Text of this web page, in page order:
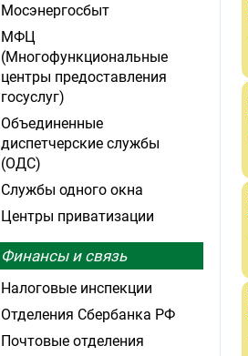
Мосэнергосбыт
МФЦ
(Многофункциональные
центры предоставления
госуслуг)
Объединенные
диспетчерские службы
(ОДС)
Службы одного окна
Центры приватизации
Финансы и связь
Налоговые инспекции
Отделения Сбербанка РФ
Почтовые отделения